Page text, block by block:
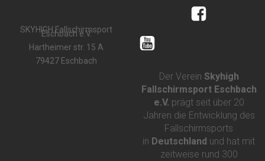
SKYHIGH Fallschirmsport
Eschbach e.V.
Hartheimer str. 15 A
79427 Eschbach
Der Verein Skyhigh
Fallschirmsport Eschbach
e.V. prägt seit über 20
Jahren die Entwicklung des
Fallschirmsports
in Deutschland und hat mit
zeitweise rund 300